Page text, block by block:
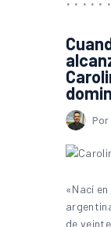
Por
«Nací
de